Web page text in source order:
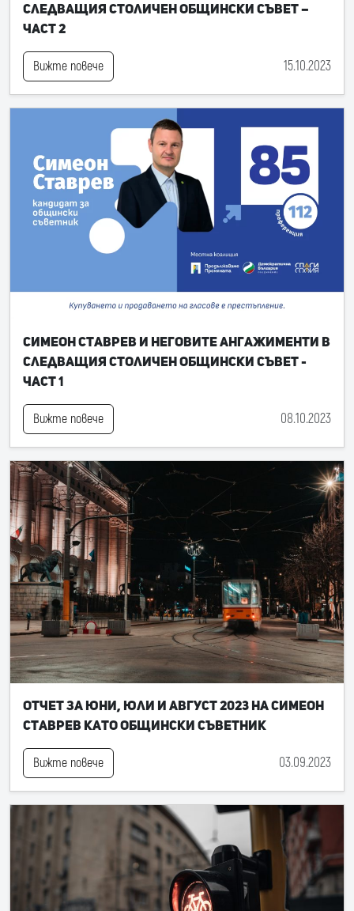
следващия Столичен общински съвет –
част 2
Вижте повече 15.10.2023
Симеон Ставрев и неговите ангажименти в
следващия Столичен общински съвет -
част 1
Вижте повече 08.10.2023
Отчет за юни, юли и август 2023 на Симеон
Ставрев като общински съветник
Вижте повече 03.09.2023